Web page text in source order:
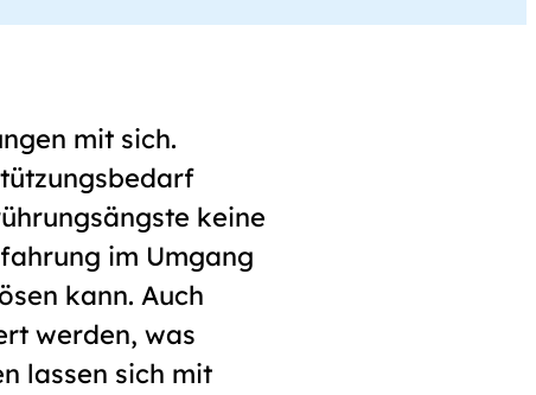
mit sich.
keine
im Umgang
kann. Auch
werden, was
lassen sich mit